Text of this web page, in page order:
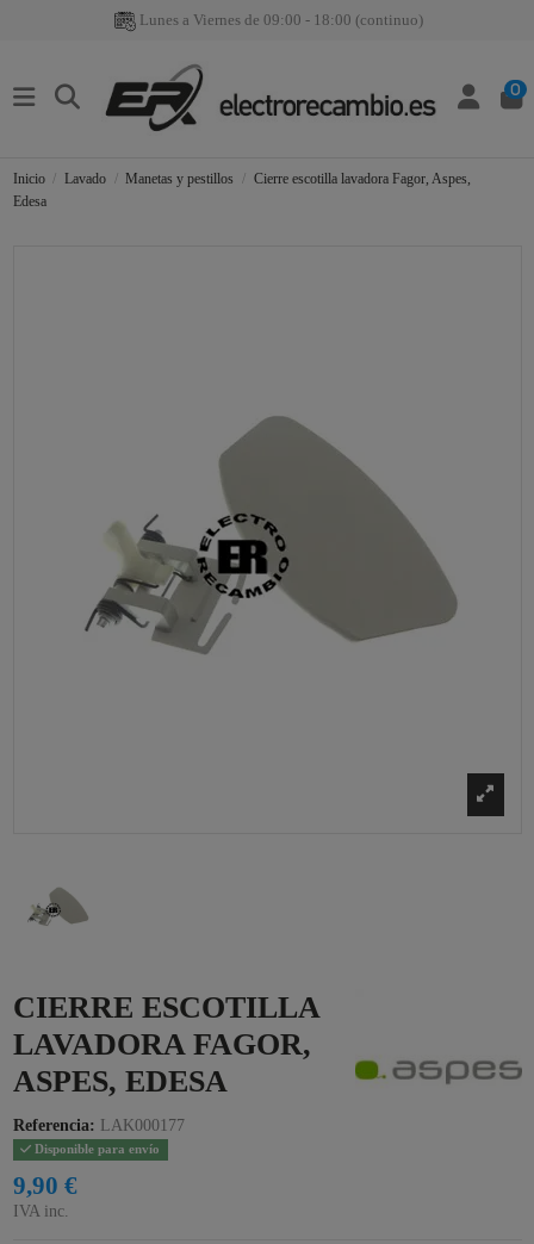
Lunes a Viernes de 09:00 - 18:00 (continuo)
0
Inicio Lavado Manetas y pestillos
Cierre escotilla lavadora Fagor, Aspes,
Edesa
CIERRE ESCOTILLA
LAVADORA FAGOR,
ASPES, EDESA
Referencia: LAK000177
Disponible para envío
9,90 €
IVA inc.